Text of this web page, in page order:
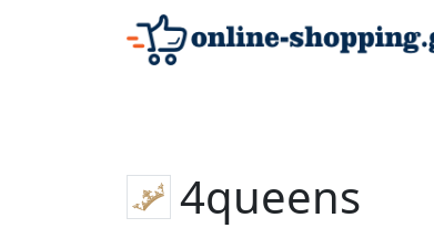
4queens